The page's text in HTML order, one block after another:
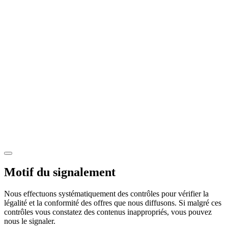
Motif du signalement
Nous effectuons systématiquement des contrôles pour vérifier la
légalité et la conformité des offres que nous diffusons. Si malgré ces
contrôles vous constatez des contenus inappropriés, vous pouvez
nous le signaler.